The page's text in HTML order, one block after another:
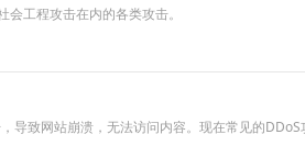
工程攻击在内的各类攻击。
导致网站崩溃，无法访问内容。现在常见的DDoS